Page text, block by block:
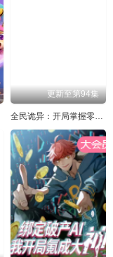
更新至第94集
全民诡异：开局掌握零元购动态漫